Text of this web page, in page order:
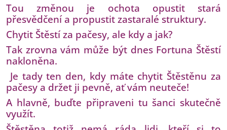
Tou změnou je ochota opustit stará
přesvědčení a propustit zastaralé struktury.
Chytit Štěstí za pačesy, ale kdy a jak?
Tak zrovna vám může být dnes Fortuna Štěstí
nakloněna.
Je tady ten den, kdy máte chytit Štěstěnu za
pačesy a držet ji pevně, ať vám neuteče!
A hlavně, buďte připraveni tu šanci skutečně
využít.